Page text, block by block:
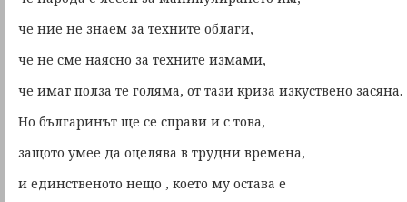
че ние не знаем за техните облаги,
че не сме наясно за техните измами,
че имат полза те голяма, от тази криза изкуствено засяна.
Но българинът ще се справи и с това,
защото умее да оцелява в трудни времена,
и единственото нещо , което му остава е